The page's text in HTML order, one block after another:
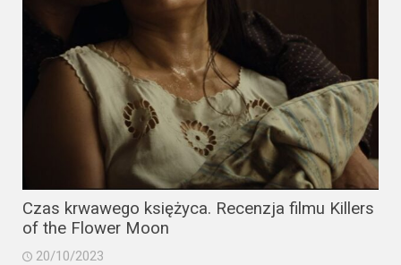
Video
Apple
HBO
Max
Czas krwawego księżyca. Recenzja filmu Killers
of the Flower Moon
20/10/2023